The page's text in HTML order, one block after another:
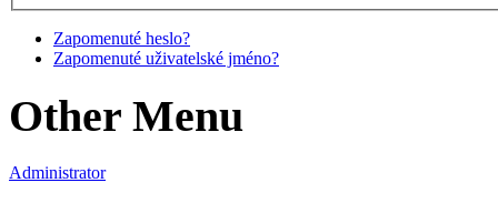
Zapomenuté heslo?
Zapomenuté uživatelské jméno?
Other Menu
Administrator